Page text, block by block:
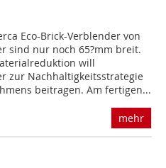
Eco-Brick-Verblender von
sind nur noch 65?mm breit.
will
zur Nachhaltigkeitsstrategie
beitragen. Am fertigen...
mehr